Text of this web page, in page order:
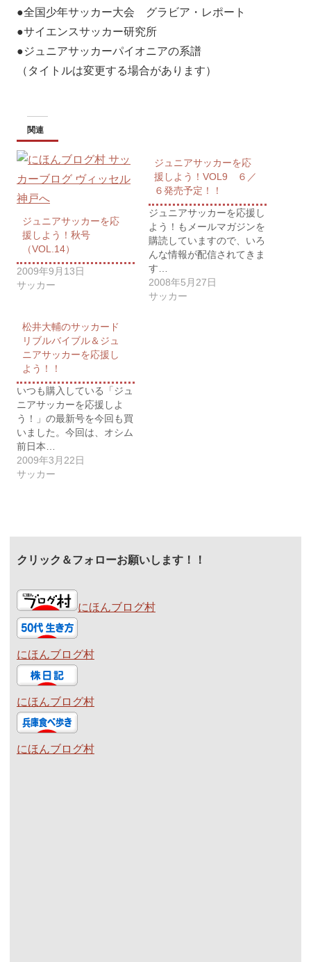
●全国少年サッカー大会 グラビア・レポート
●サイエンスサッカー研究所
●ジュニアサッカーパイオニアの系譜
（タイトルは変更する場合があります）
関連
ジュニアサッカーを応
援しよう！秋号
（VOL.14）
2009年9月13日
サッカー
ジュニアサッカーを応
援しよう！VOL9 ６／
６発売予定！！
ジュニアサッカーを応援し
よう！もメールマガジンを
購読していますので、いろ
んな情報が配信されてきま
す…
2008年5月27日
サッカー
松井大輔のサッカード
リブルバイブル＆ジュ
ニアサッカーを応援し
よう！！
いつも購入している「ジュ
ニアサッカーを応援しよ
う！」の最新号を今回も買
いました。今回は、オシム
前日本…
2009年3月22日
サッカー
クリック＆フォローお願いします！！
にほんブログ村
にほんブログ村
にほんブログ村
にほんブログ村